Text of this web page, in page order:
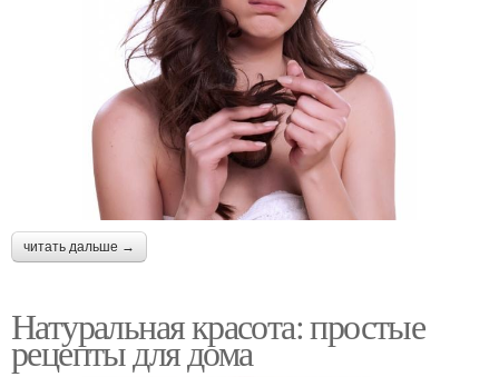
читать дальше →
Натуральная красота: простые
рецепты для дома